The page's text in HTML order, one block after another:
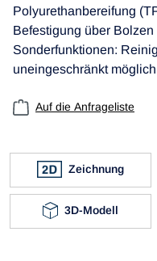
Polyurethanbereifung
Befestigung über
Sonderfunktionen:
uneingeschränkt
Auf die Anfrageliste
Zeichnung
3D-Modell